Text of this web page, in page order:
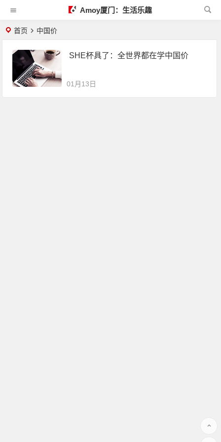
Amoy厦门：生活乐趣
首页 中国价
SHE杯具了：全世界都在学中国价
01月13日